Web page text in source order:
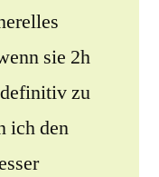
sie 2h
zu
ich den